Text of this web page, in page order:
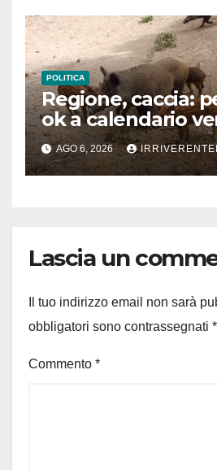
POLITICA
Regione, caccia:
ok a calendario
AGO 6, 2026
Lascia un
Il tuo indirizzo email non sarà
obbligatori sono contrassegnati *
Commento *